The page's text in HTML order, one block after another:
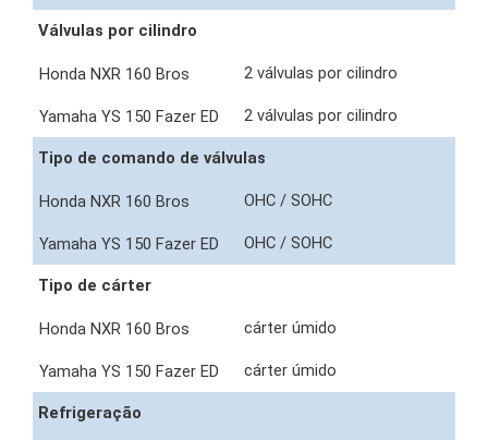
Válvulas por cilindro
2 válvulas por cilindro
2 válvulas por cilindro
Tipo de comando de válvulas
OHC / SOHC
OHC / SOHC
Tipo de cárter
cárter úmido
cárter úmido
Refrigeração